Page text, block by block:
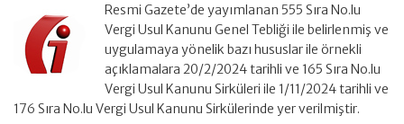
Nisan-
Mayıs-
Haziran
2025
Ortalama
Ticari
Kredi
Faiz
Resmi Gazete’de yayımlanan 555 Sıra No.lu
Vergi Usul Kanunu Genel Tebliği ile belirlenmiş ve
uygulamaya yönelik bazı hususlar ile örnekli
açıklamalara 20/2/2024 tarihli ve 165 Sıra No.lu
Vergi Usul Kanunu Sirküleri ile 1/11/2024 tarihli ve
176 Sıra No.lu Vergi Usul Kanunu Sirkülerinde yer verilmiştir.